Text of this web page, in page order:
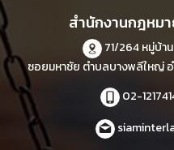
สำนักงานกฎหม
71/264 หมู่บ้า
ซอยมหาชัย ตำบลบางพลีใหญ่
02-